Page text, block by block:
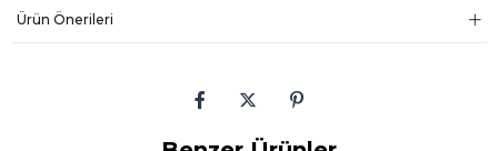
Ürün Önerileri